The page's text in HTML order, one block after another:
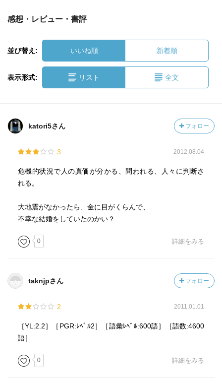
感想・レビュー・書評
並び替え: いいね順 新着順
表示形式: リスト 全文
katori5さん フォロー
3 2012.08.04
危機的状況で人の真価が分かる、問われる、人々に判断さ
れる。
大地震がなかったら、金に目がくらんで、
不幸な結婚をしていたのかい？
0 詳細をみる
taknjpさん フォロー
2 2011.01.01
［YL:2.2］［PGR:ﾚﾍﾞﾙ2］［語彙ﾚﾍﾞﾙ:600語］［語数:4600
語］
0 詳細をみる